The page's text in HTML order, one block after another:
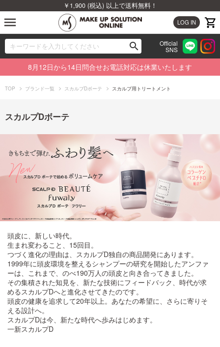
￥1,900 (税込) 以上で送料無料！
LOG IN
menu
search
00
Official
SNS
ブランドから探す
カテゴリから探す
特集から探す
ビューティジャーナルから探す
ご利用ガイド
お問い合わせ
ログイン・新規会員登録
8月12日から14日問合せお電話対応は休業いたします
TOP ブランド一覧 スカルプDボーテ スカルプ用トリートメント
スカルプDボーテ
頭皮に、新しい時代。
生まれ変わること、15回目。
つづく進化の理由は、スカルプD独自の商品開発にあります。
1999年に頭皮環境を整えるシャンプーの研究を開始したアンファ
ーは、これまで、のべ190万人の頭皮と向き合ってきました。
その集積された知見を、新たな技術にフィードバック、時代が求
めるスカルプDへと進化させてきたのです。
頭皮の健康を追求して20年以上。あなたの希望に、さらに寄りそ
える設計へ。
スカルプDは今、新たな時代へ歩みはじめます。
一新スカルプD